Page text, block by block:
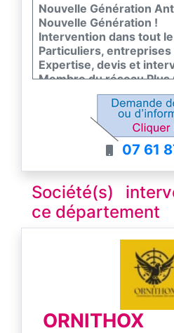
Nouvelle Génération
Nouvelle Génération !
Intervention dans tout
Particuliers,
Expertise, devis et
Membre du réseau Plus
meilleurs entreprises
07 61
Société(s)
ce département
ORNITHOX